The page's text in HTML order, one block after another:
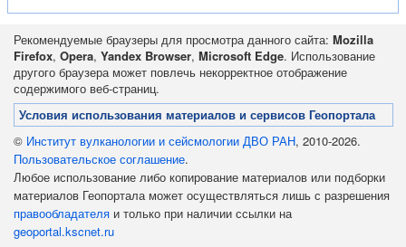
Рекомендуемые браузеры для просмотра данного сайта: Mozilla
Firefox, Opera, Yandex Browser, Microsoft Edge. Использование
другого браузера может повлечь некорректное отображение
содержимого веб-страниц.
Условия использования материалов и сервисов Геопортала
© Институт вулканологии и сейсмологии ДВО РАН, 2010-2026.
Пользовательское соглашение.
Любое использование либо копирование материалов или подборки
материалов Геопортала может осуществляться лишь с разрешения
правообладателя и только при наличии ссылки на
geoportal.kscnet.ru